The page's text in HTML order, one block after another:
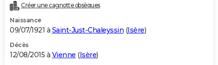
Créer une cagnotte obsèques
Naissance
09/07/1921 à Saint-Just-Chaleyssin (Isère)
Décès
12/08/2015 à Vienne (Isère)